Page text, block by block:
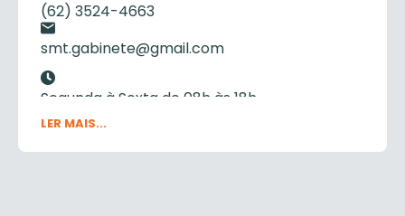
(62) 3524-4663
smt.gabinete@gmail.com
Segunda à Sexta de 08h às 18h
BR-153 esq. c/ Rua Recife St. Alto da Glória
LER MAIS...